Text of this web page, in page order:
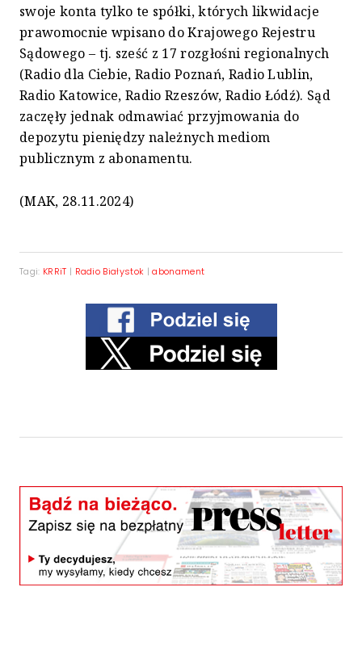
swoje konta tylko te spółki, których likwidacje
prawomocnie wpisano do Krajowego Rejestru
Sądowego – tj. sześć z 17 rozgłośni regionalnych
(Radio dla Ciebie, Radio Poznań, Radio Lublin,
Radio Katowice, Radio Rzeszów, Radio Łódź). Sąd
zaczęły jednak odmawiać przyjmowania do
depozytu pieniędzy należnych mediom
publicznym z abonamentu.
(MAK, 28.11.2024)
Tagi: KRRiT | Radio Białystok |abonament